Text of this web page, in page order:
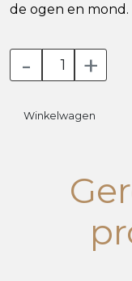
de ogen en mond.
- +
Winkelwagen